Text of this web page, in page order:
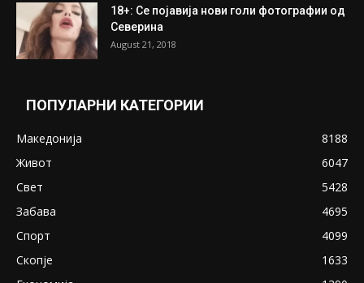
18+: Се појавија нови голи фотографии од
Северина
August 21, 2018
ПОПУЛАРНИ КАТЕГОРИИ
Македонија
8188
Живот
6047
Свет
5428
Забава
4695
Спорт
4099
Скопје
1633